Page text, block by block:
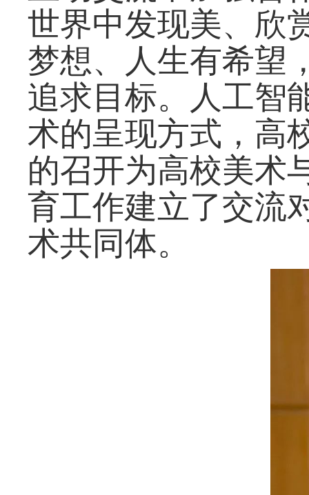
世界中发现美、欣
梦想、人生有希望
追求目标。人工智
术的呈现方式，高
的召开为高校美术
育工作建立了交流
术共同体。